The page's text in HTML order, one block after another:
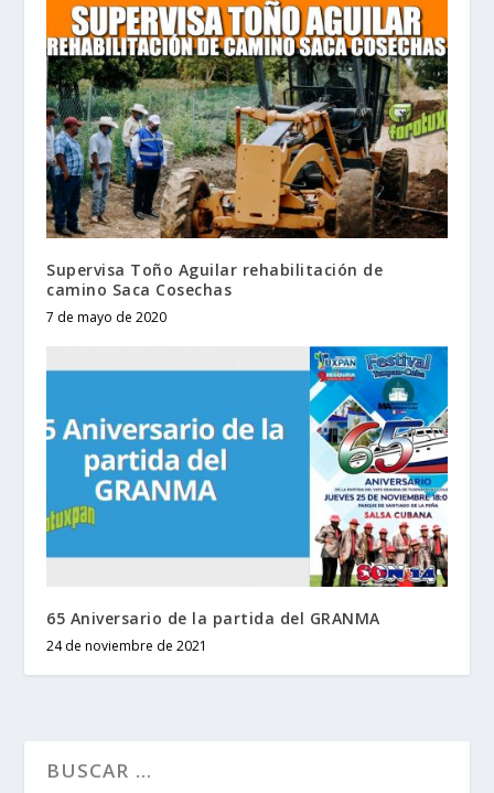
Supervisa Toño Aguilar rehabilitación de
camino Saca Cosechas
7 de mayo de 2020
65 Aniversario de la partida del GRANMA
24 de noviembre de 2021